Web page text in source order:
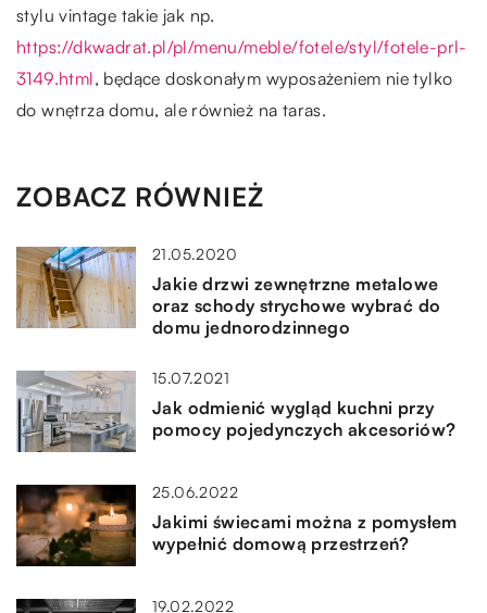
stylu vintage takie jak np.
https://dkwadrat.pl/pl/menu/meble/fotele/styl/fotele-prl-
3149.html, będące doskonałym wyposażeniem nie tylko
do wnętrza domu, ale również na taras.
ZOBACZ RÓWNIEŻ
21.05.2020
Jakie drzwi zewnętrzne metalowe
oraz schody strychowe wybrać do
domu jednorodzinnego
15.07.2021
Jak odmienić wygląd kuchni przy
pomocy pojedynczych akcesoriów?
25.06.2022
Jakimi świecami można z pomysłem
wypełnić domową przestrzeń?
19.02.2022